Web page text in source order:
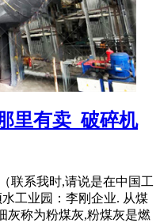
里有卖_破碎机
联系我时,请说是在中国工
工业园：李刚企业. 从煤
灰称为粉煤灰,粉煤灰是燃